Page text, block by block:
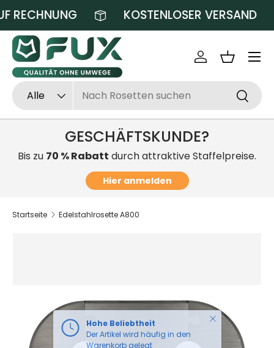
Direkt zum Inhalt
RECHNUNG KOSTENLOSER VERSAND
Suchen
Art
Alle Suchen
Einloggen
GESCHÄFTSKUNDE?
Bis zu 70 % Rabatt durch attraktive Staffelpreise.
Hier anmelden
Startseite Edelstahlrosette A800